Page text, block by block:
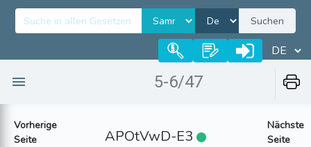
Suchen
5-6/47
Vorherige
Seite
APOtVwD-E3
Nächste
Seite